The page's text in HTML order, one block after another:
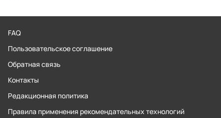
FAQ
Пользовательское соглашение
Обратная связь
Контакты
Редакционная политика
Правила применения рекомендательных технологий